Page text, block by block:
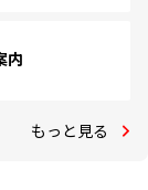
内
もっと見る